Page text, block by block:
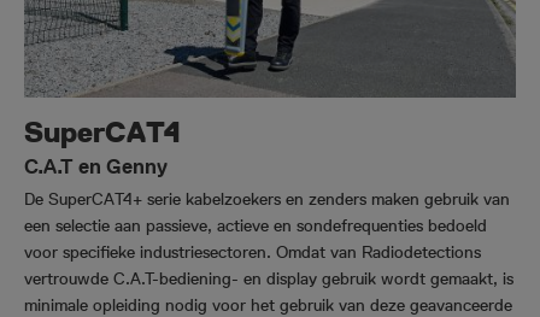
SuperCAT4
C.A.T en Genny
De SuperCAT4+ serie kabelzoekers en zenders maken gebruik van
een selectie aan passieve, actieve en sondefrequenties bedoeld
voor specifieke industriesectoren. Omdat van Radiodetections
vertrouwde C.A.T-bediening- en display gebruik wordt gemaakt, is
minimale opleiding nodig voor het gebruik van deze geavanceerde